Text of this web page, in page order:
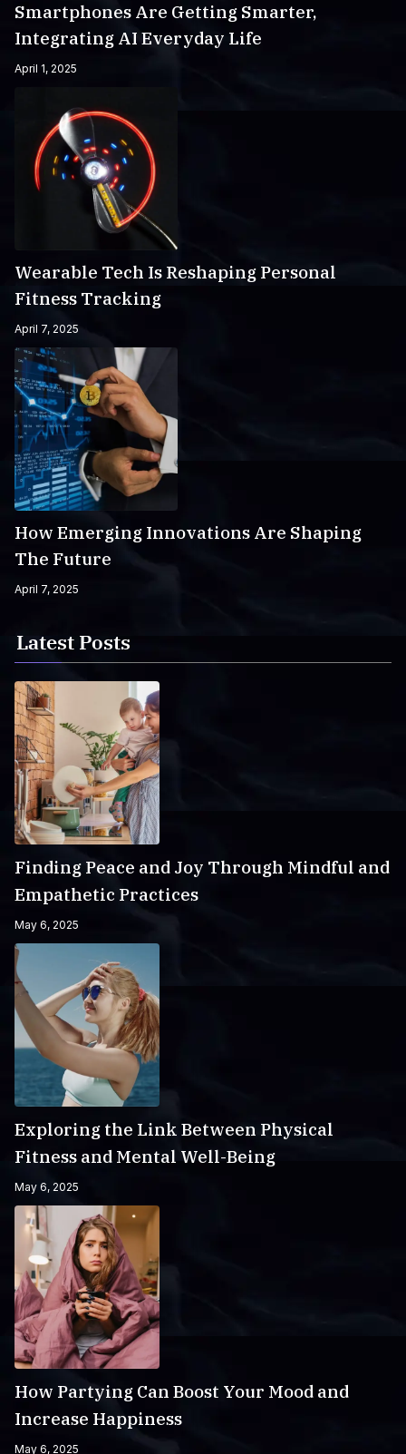
Smartphones Are Getting Smarter,
Integrating AI Everyday Life
April 1, 2025
Wearable Tech Is Reshaping Personal
Fitness Tracking
April 7, 2025
How Emerging Innovations Are Shaping
The Future
April 7, 2025
Latest Posts
Finding Peace and Joy Through Mindful and
Empathetic Practices
May 6, 2025
Exploring the Link Between Physical
Fitness and Mental Well-Being
May 6, 2025
How Partying Can Boost Your Mood and
Increase Happiness
May 6, 2025